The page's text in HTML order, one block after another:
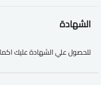
الشهادة
للحصول علي الشهادة عليك اكمال